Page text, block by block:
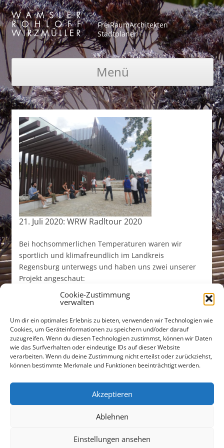
Cookie-Zustimmung
verwalten
Um dir ein optimales Erlebnis zu bieten, verwenden wir Technologien wie
Cookies, um Geräteinformationen zu speichern und/oder darauf
zuzugreifen. Wenn du diesen Technologien zustimmst, können wir Daten
wie das Surfverhalten oder eindeutige IDs auf dieser Website
verarbeiten. Wenn du deine Zustimmung nicht erteilst oder zurückziehst,
können bestimmte Merkmale und Funktionen beeinträchtigt werden.
Akzeptieren
Ablehnen
Einstellungen ansehen
FreiRaumArchitekten
Stadtplaner
Menü
Zum Inhalt springen
21. Juli 2020: WRW Radltour 2020
Bei hochsommerlichen Temperaturen waren wir
sportlich und klimafreundlich im Landkreis
Regensburg unterwegs und haben uns zwei unserer
Projekt angeschaut:
Untere Bachgasse 15
Fax +49 (0)941 56712301